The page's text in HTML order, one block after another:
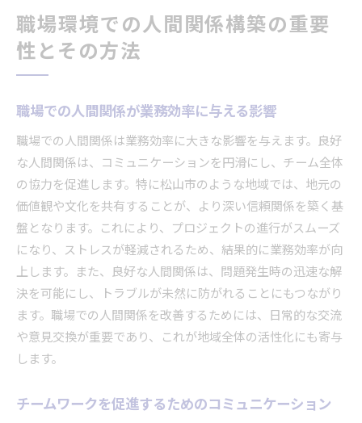
職場環境での人間関係構築の重要
性とその方法
職場での人間関係が業務効率に与える影響
職場での人間関係は業務効率に大きな影響を与えます。良好
な人間関係は、コミュニケーションを円滑にし、チーム全体
の協力を促進します。特に松山市のような地域では、地元の
価値観や文化を共有することが、より深い信頼関係を築く基
盤となります。これにより、プロジェクトの進行がスムーズ
になり、ストレスが軽減されるため、結果的に業務効率が向
上します。また、良好な人間関係は、問題発生時の迅速な解
決を可能にし、トラブルが未然に防がれることにもつながり
ます。職場での人間関係を改善するためには、日常的な交流
や意見交換が重要であり、これが地域全体の活性化にも寄与
します。
チームワークを促進するためのコミュニケーション